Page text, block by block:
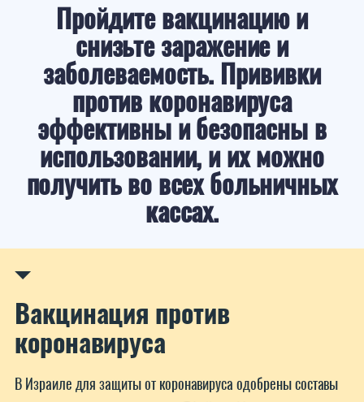
Пройдите вакцинацию и
снизьте заражение и
заболеваемость. Прививки
против коронавируса
эффективны и безопасны в
использовании, и их можно
получить во всех больничных
кассах.
Вакцинация против
коронавируса
В Израиле для защиты от коронавируса одобрены составы